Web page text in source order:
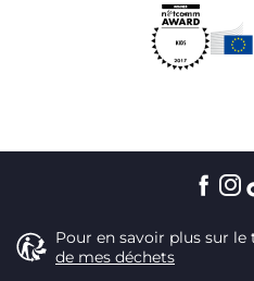
Pour en savoir plus sur le
de mes déchets